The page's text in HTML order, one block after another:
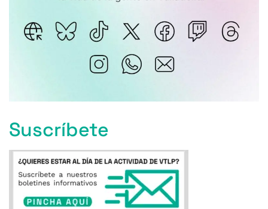
Suscríbete